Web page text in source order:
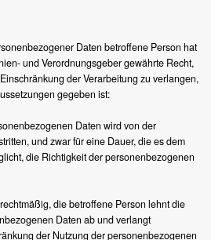
Daten betroffene Person hat
und Verordnungsgeber gewährte Recht,
der Verarbeitung zu verlangen,
gegeben ist:
Daten wird von der
und zwar für eine Dauer, die es dem
die Richtigkeit der personenbezogenen
die betroffene Person lehnt die
Daten ab und verlangt
der Nutzung der personenbezogenen